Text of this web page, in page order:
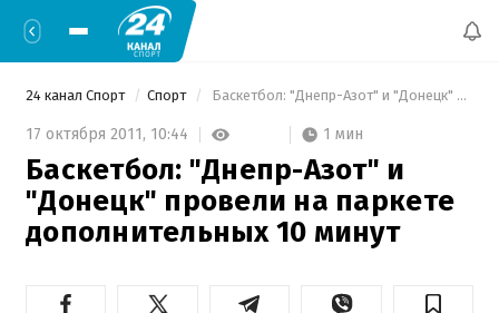
24 канал Спорт Спорт Баскетбол: "Днепр-Азот" и "Донецк" провели на паркете дополнительных 10 минут
17 октября 2011, 10:44 1 мин
Баскетбол: "Днепр-Азот" и
"Донецк" провели на паркете
дополнительных 10 минут